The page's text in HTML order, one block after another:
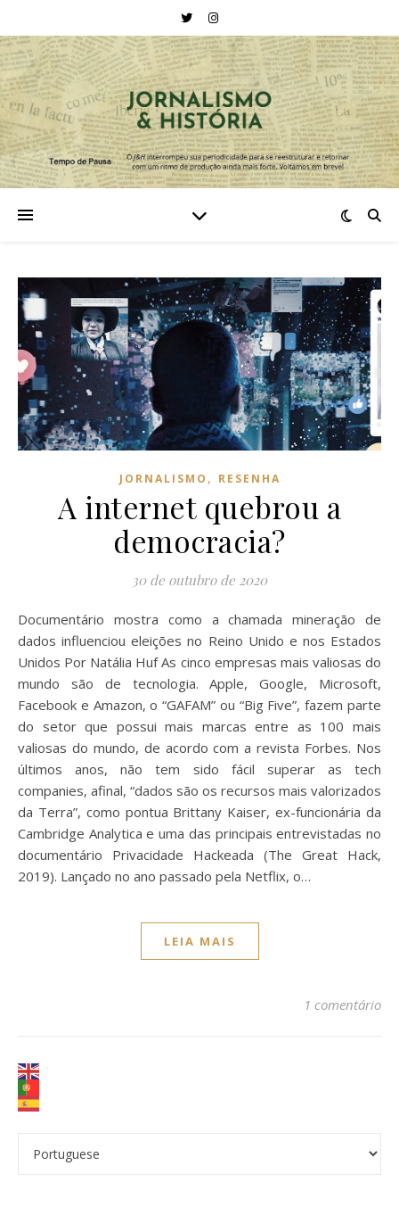
JORNALISMO , RESENHA
A internet quebrou a
democracia?
30 de outubro de 2020
Documentário mostra como a chamada mineração de
dados influenciou eleições no Reino Unido e nos Estados
Unidos Por Natália Huf As cinco empresas mais valiosas do
mundo são de tecnologia. Apple, Google, Microsoft,
Facebook e Amazon, o “GAFAM” ou “Big Five”, fazem parte
do setor que possui mais marcas entre as 100 mais
valiosas do mundo, de acordo com a revista Forbes. Nos
últimos anos, não tem sido fácil superar as tech
companies, afinal, “dados são os recursos mais valorizados
da Terra”, como pontua Brittany Kaiser, ex-funcionária da
Cambridge Analytica e uma das principais entrevistadas no
documentário Privacidade Hackeada (The Great Hack,
2019). Lançado no ano passado pela Netflix, o…
LEIA MAIS
1 comentário